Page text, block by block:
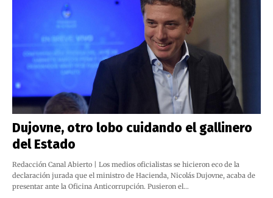
Dujovne, otro lobo cuidando el gallinero
del Estado
Redacción Canal Abierto | Los medios oficialistas se hicieron eco de la
declaración jurada que el ministro de Hacienda, Nicolás Dujovne, acaba de
presentar ante la Oficina Anticorrupción. Pusieron el…